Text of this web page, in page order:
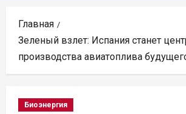
Главная
Зеленый взлет: Испания станет
производства авиатоплива
Биоэнергия